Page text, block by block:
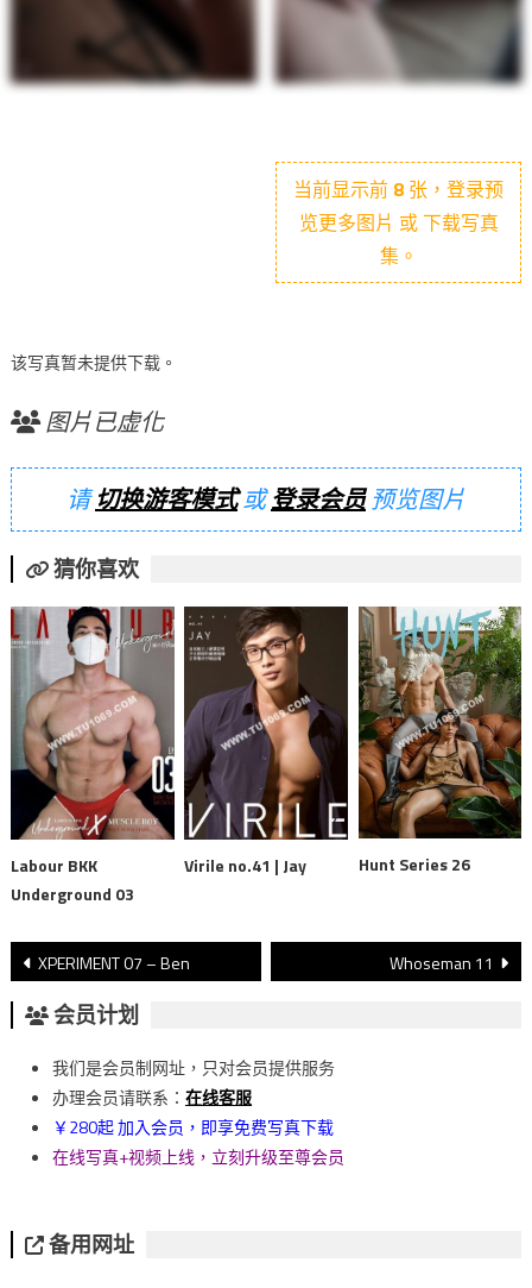
当前显示前 8 张，登录预
览更多图片 或 下载写真
集。
该写真暂未提供下载。
图片已虚化
请切换游客模式或登录会员预览图片
猜你喜欢
Labour BKK
Underground 03
Virile no.41 | Jay Hunt Series 26
文
章
導
覽
XPERIMENT 07 – Ben Whoseman 11
会员计划
我们是会员制网址，只对会员提供服务
办理会员请联系： 在线客服
￥280起 加入会员，即享免费写真下载
在线写真+视频上线，立刻升级至尊会员
备用网址